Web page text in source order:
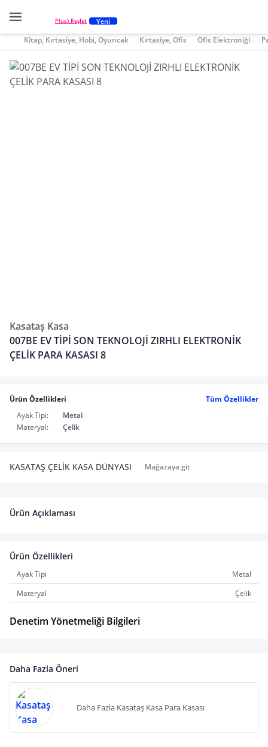
Plus'ı Keşfet Yeni
Kitap, Kırtasiye, Hobi, Oyuncak Kırtasiye, Ofis Ofis Elektroniği
Kasataş Kasa
007BE EV TİPİ SON TEKNOLOJİ ZIRHLI ELEKTRONİK
ÇELİK PARA KASASI 8
Ürün Özellikleri
Tüm Özellikler
Ayak Tipi:
Metal
Materyal:
Çelik
KASATAŞ ÇELİK KASA DÜNYASI Mağazaya git
Ürün Açıklaması
Ürün Özellikleri
Ayak Tipi
Metal
Materyal
Çelik
Denetim Yönetmeliği Bilgileri
Daha Fazla Öneri
Daha Fazla Kasataş Kasa Para Kasası